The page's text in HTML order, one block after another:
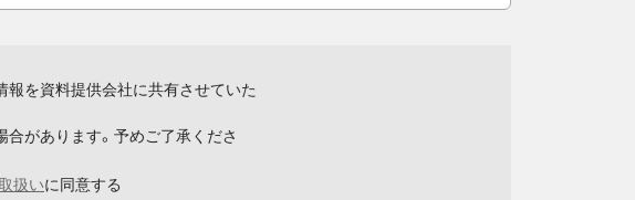
報を資料提供会社に共有させていた
があります。予めご了承くださ
扱いに同意する